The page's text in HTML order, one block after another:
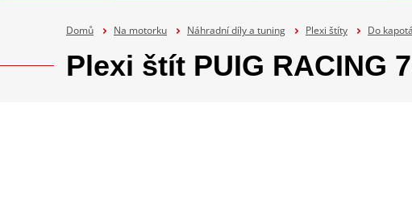
Domů Na motorku Náhradní díly a tuning Plexi štíty Do
Plexi štít PUIG RACING